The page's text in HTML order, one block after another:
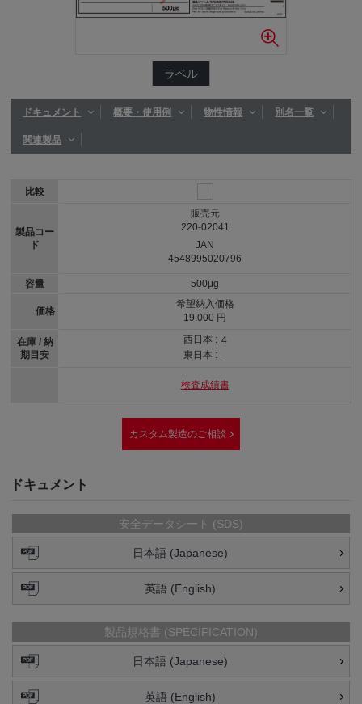
ラベル
ドキュメント 概要・使用例 物性情報 別名一覧
関連製品
比較
製品コー
ド
容量
価格
在庫 / 納
期目安
販売元
220-02041
JAN
4548995020796
500μg
希望納入価格
19,000 円
西日本 : 4
東日本 : -
検査成績書
カスタム製造のご相談
ドキュメント
安全データシート (SDS)
日本語 (Japanese)
英語 (English)
製品規格書 (SPECIFICATION)
日本語 (Japanese)
英語 (English)